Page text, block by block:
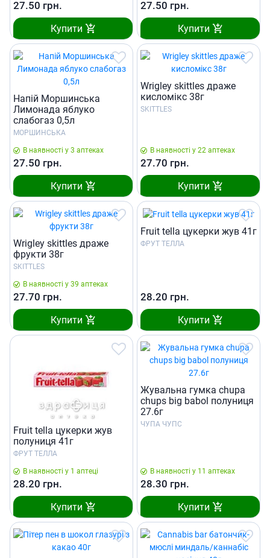
27.50 грн.
Купити
27.50 грн.
Купити
Напій Моршинська
Лимонада яблуко
слабогаз 0,5л
МОРШИНСЬКА
В наявності у 3 аптеках
27.50 грн.
Купити
Wrigley skittles драже
кисломікс 38г
SKITTLES
В наявності у 22 аптеках
27.70 грн.
Купити
Wrigley skittles драже
фрукти 38г
SKITTLES
В наявності у 39 аптеках
27.70 грн.
Купити
Fruit tella цукерки жув 41г
ФРУТ ТЕЛЛА
28.20 грн.
Купити
Fruit tella цукерки жув
полуниця 41г
ФРУТ ТЕЛЛА
В наявності у 1 аптеці
28.20 грн.
Купити
Жувальна гумка сhupa
chups big babol полуниця
27.6г
ЧУПА ЧУПС
В наявності у 11 аптеках
28.30 грн.
Купити